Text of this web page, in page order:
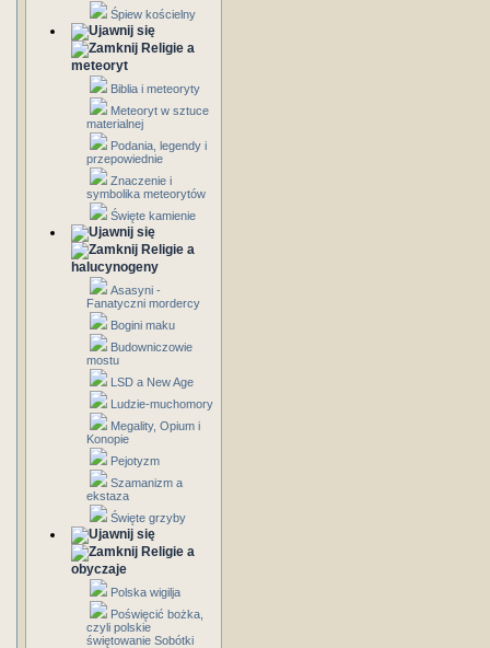
Śpiew kościelny
Religie a
meteoryt
Biblia i meteoryty
Meteoryt w sztuce
materialnej
Podania, legendy i
przepowiednie
Znaczenie i
symbolika meteorytów
Święte kamienie
Religie a
halucynogeny
Asasyni -
Fanatyczni mordercy
Bogini maku
Budowniczowie
mostu
LSD a New Age
Ludzie-muchomory
Megality, Opium i
Konopie
Pejotyzm
Szamanizm a
ekstaza
Święte grzyby
Religie a
obyczaje
Polska wigilja
Poświęcić bożka,
czyli polskie
świętowanie Sobótki